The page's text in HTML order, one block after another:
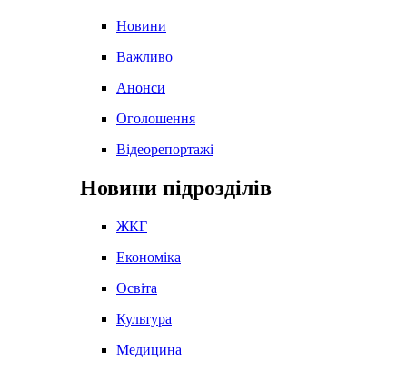
Новини
Важливо
Анонси
Оголошення
Відеорепортажі
Новини підрозділів
ЖКГ
Економіка
Освіта
Культура
Медицина